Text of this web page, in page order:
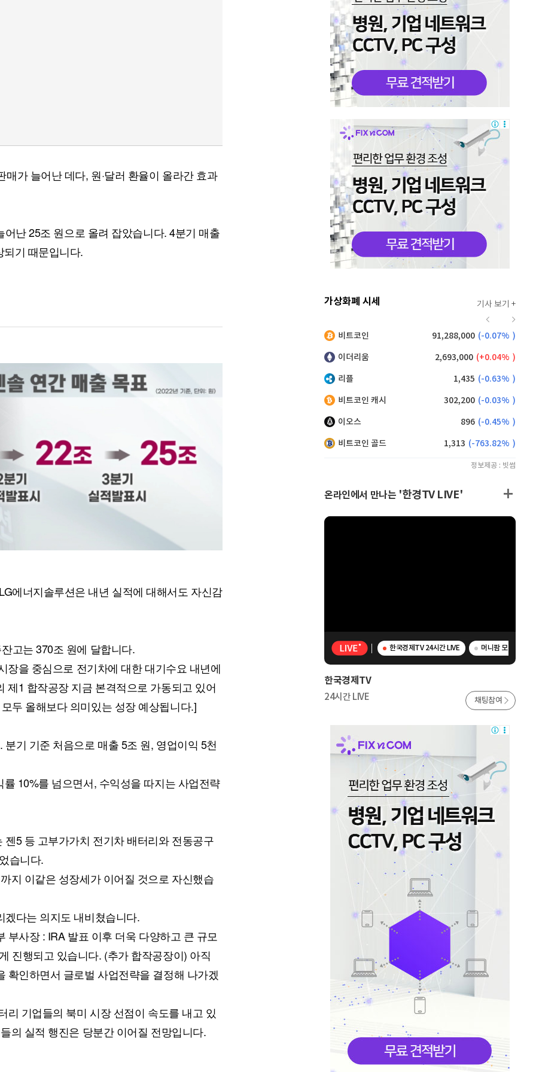
가 늘어난 데다, 원·달러 환율이 올라간 효과
난 25조 원으로 올려 잡았습니다. 4분기 매출
기 때문입니다.
에너지솔루션은 내년 실적에 대해서도 자신감
고는 370조 원에 달합니다.
장을 중심으로 전기차에 대한 대기수요 내년에
제1 합작공장 지금 본격적으로 가동되고 있어
두 올해보다 의미있는 성장 예상됩니다.]
기 기준 처음으로 매출 5조 원, 영업이익 5천
10%를 넘으면서, 수익성을 따지는 사업전략
5 등 고부가가치 전기차 배터리와 전동공구
습니다.
지 이같은 성장세가 이어질 것으로 자신했습
다는 의지도 내비쳤습니다.
부사장 : IRA 발표 이후 더욱 다양하고 큰 규모
진행되고 있습니다. (추가 합작공장이) 아직
확인하면서 글로벌 사업전략을 결정해 나가겠
리 기업들의 북미 시장 선점이 속도를 내고 있
의 실적 행진은 당분간 이어질 전망입니다.
가상화폐 시세 기사 보기 +
비트코인 91,288,000 (-0.07% )
이더리움 2,693,000 ( 0.04% )
리플 1,435 (-0.63% )
비트코인 캐시 302,200 (-0.03% )
이오스 896 (-0.45% )
비트코인 골드 1,313 (-763.82% )
정보제공 : 빗썸
온라인에서 만나는 '한경TV LIVE'
한국경제TV 24시간 LIVE 머니팜 모닝라이브
한국경제TV
24시간 LIVE 채팅참여